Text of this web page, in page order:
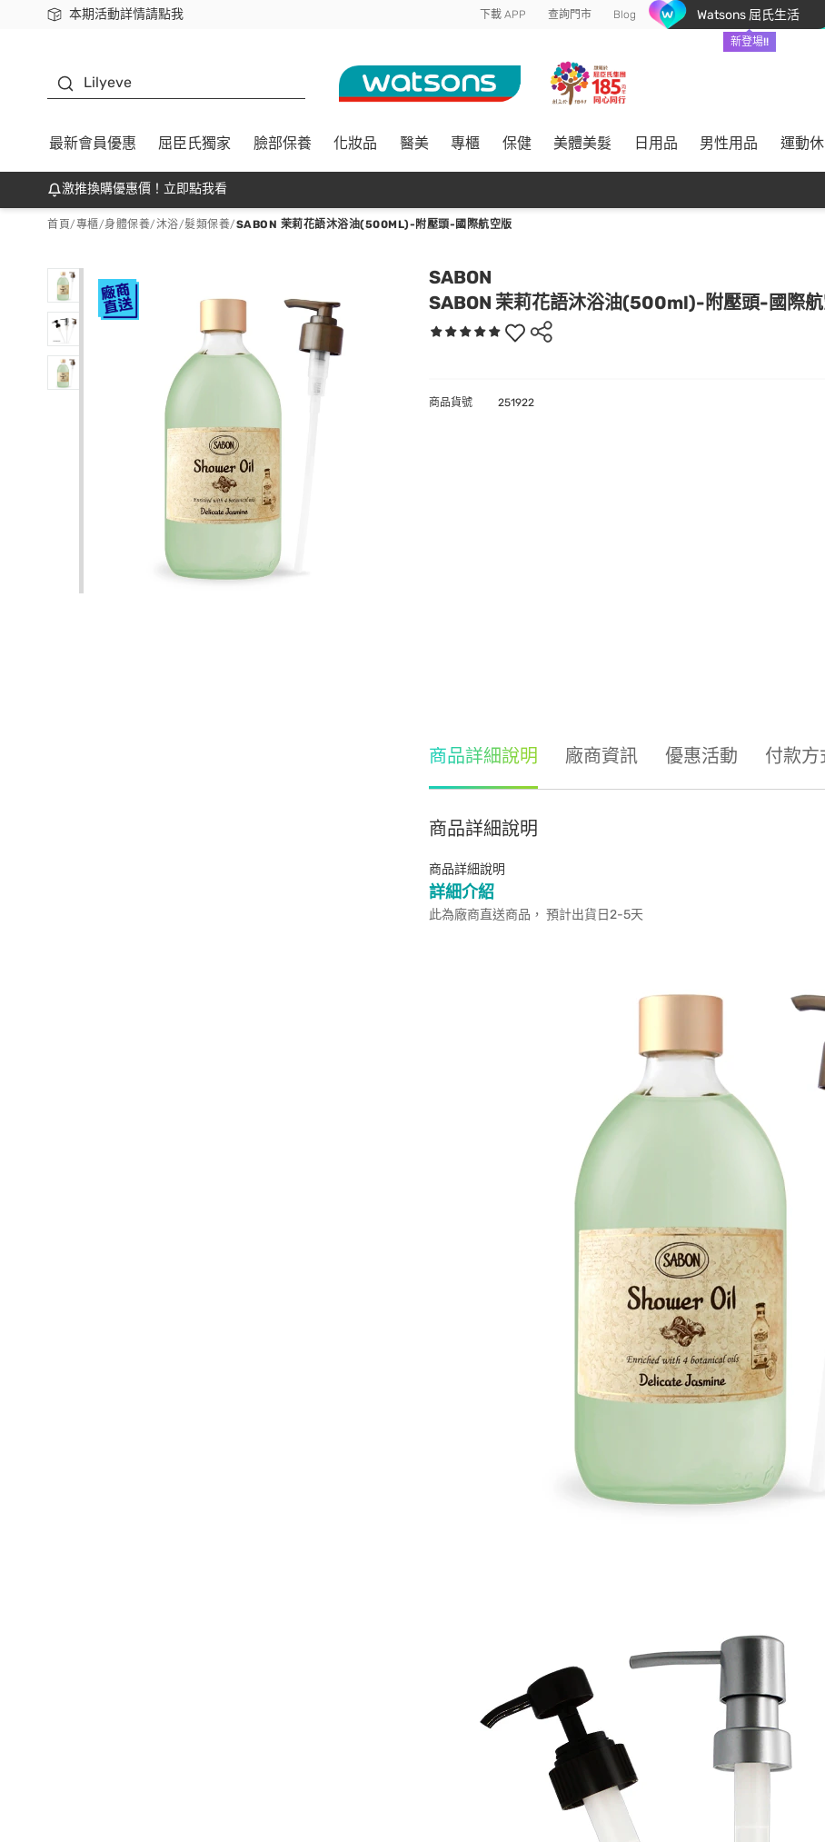
本期活動詳情請點我
下載app最高回饋$350 下載 APP 查詢門市 Blog Watsons 屈氏生活
新登場!!
Lilyeve
最新會員優惠 屈臣氏獨家 臉部保養 化妝品 醫美 專櫃 保健 美體美髮 日用品 男性用品 運動
激推換購優惠價！立即點我看
首頁/專櫃/身體保養/沐浴/髮類保養/SABON 茉莉花語沐浴油(500ML)-附壓頭-國際航空版
SABON
SABON 茉莉花語沐浴油(500ml)-附壓頭-國際
商品貨號 251922
商品詳細說明 廠商資訊 優惠活動 付款方
商品詳細說明
商品詳細說明
詳細介紹
此為廠商直送商品， 預計出貨日2-5天